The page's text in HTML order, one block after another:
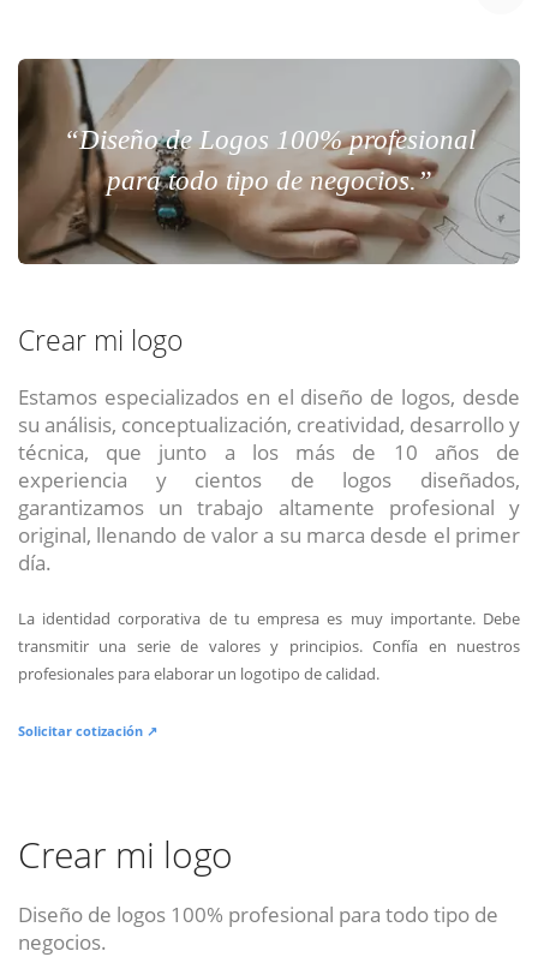
“Diseño de Logos 100% profesional
para todo tipo de negocios.”
Crear mi logo
Estamos especializados en el diseño de logos, desde
su análisis, conceptualización, creatividad, desarrollo y
técnica, que junto a los más de 10 años de
experiencia y cientos de logos diseñados,
garantizamos un trabajo altamente profesional y
original, llenando de valor a su marca desde el primer
día.
La identidad corporativa de tu empresa es muy importante. Debe
transmitir una serie de valores y principios. Confía en nuestros
profesionales para elaborar un logotipo de calidad.
Solicitar cotización ↗
Crear mi logo
Diseño de logos 100% profesional para todo tipo de
negocios.